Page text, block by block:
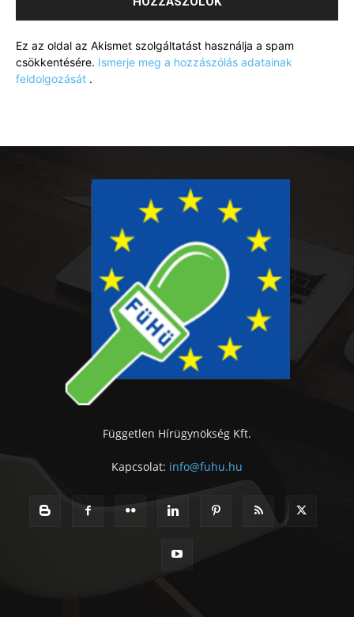
Ez az oldal az Akismet szolgáltatást használja a spam
csökkentésére. Ismerje meg a hozzászólás adatainak
feldolgozását .
Független Hírügynökség Kft.
Kapcsolat: info@fuhu.hu